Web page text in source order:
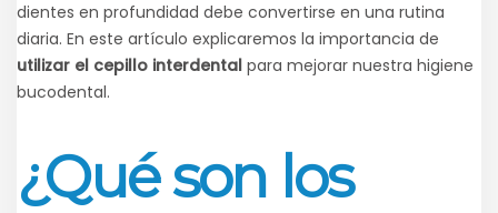
dientes en profundidad debe convertirse en una rutina
diaria. En este artículo explicaremos la importancia de
utilizar el cepillo interdental para mejorar nuestra higiene
bucodental.
¿Qué son los